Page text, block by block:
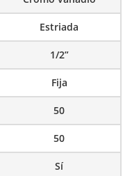
Estriada
1/2”
Fija
50
50
Sí